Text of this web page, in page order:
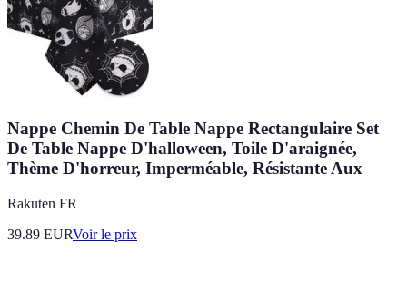
Nappe Chemin De Table Nappe Rectangulaire Set
De Table Nappe D'halloween, Toile D'araignée,
Thème D'horreur, Imperméable, Résistante Aux
Rakuten FR
39.89 EURVoir le prix